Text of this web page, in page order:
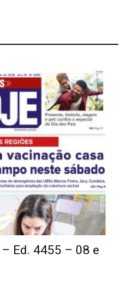
Ed. 4455 – 08 e